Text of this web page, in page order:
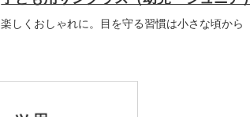
楽しくおしゃれに。目を守る習慣は小さな頃から